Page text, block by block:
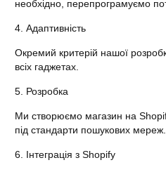
необхідно, перепрограмуємо
4. Адаптивність
Окремий критерій нашої
всіх гаджетах.
5. Розробка
Ми створюємо магазин на
під стандарти пошукових мереж.
6. Інтеграція з Shopify